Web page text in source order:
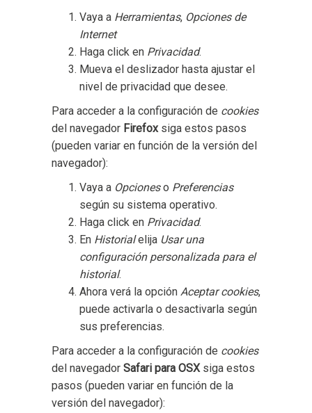
Vaya a Herramientas, Opciones de
Internet
Haga click en Privacidad.
Mueva el deslizador hasta ajustar el
nivel de privacidad que desee.
Para acceder a la configuración de cookies
del navegador Firefoxsiga estos pasos
(pueden variar en función de la versión del
navegador):
Vaya a Opcioneso Preferencias
según su sistema operativo.
Haga click en Privacidad.
En Historialelija Usar una
configuración personalizada para el
historial.
Ahora verá la opción Aceptar cookies,
puede activarla o desactivarla según
sus preferencias.
Para acceder a la configuración de cookies
del navegador Safari para OSXsiga estos
pasos (pueden variar en función de la
versión del navegador):